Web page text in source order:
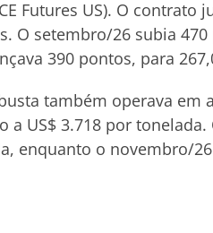
Futures US). O
O setembro/26 subia
390 pontos, para
também operava
a US$ 3.718 por
enquanto o novembro/